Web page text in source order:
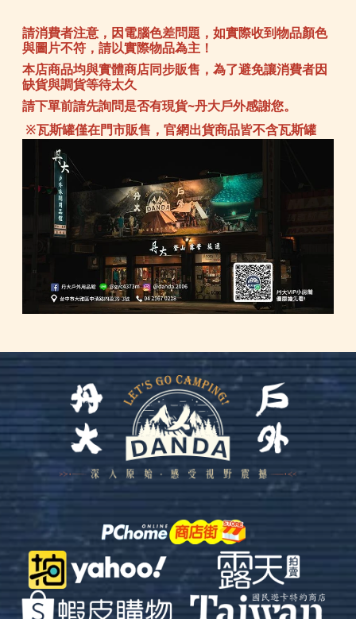
請消費者注意，因電腦色差問題，如實際收到物品顏色
與圖片不符，請以實際物品為主！
本店商品均與實體商店同步販售，為了避免讓消費者因
缺貨與調貨等待太久
請下單前請先詢問是否有現貨~丹大戶外感謝您。
※瓦斯罐僅在門市販售，官網出貨商品皆不含瓦斯罐